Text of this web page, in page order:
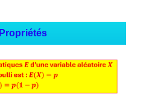
Propriétés